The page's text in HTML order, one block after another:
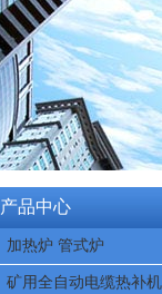
产品中心
加热炉 管式炉
矿用全自动电缆热补机